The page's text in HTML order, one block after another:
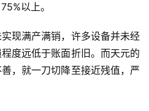
以上。
现满产满销，许多设备并未经
度远低于账面折旧。而天元的
，就一刀切降至接近残值，严